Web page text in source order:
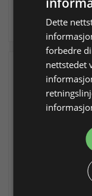
4,09 NOK
Info
Mellemstykke
-FG, Ca Ø3,5mm, T
Dette
forbedre
nettstedet